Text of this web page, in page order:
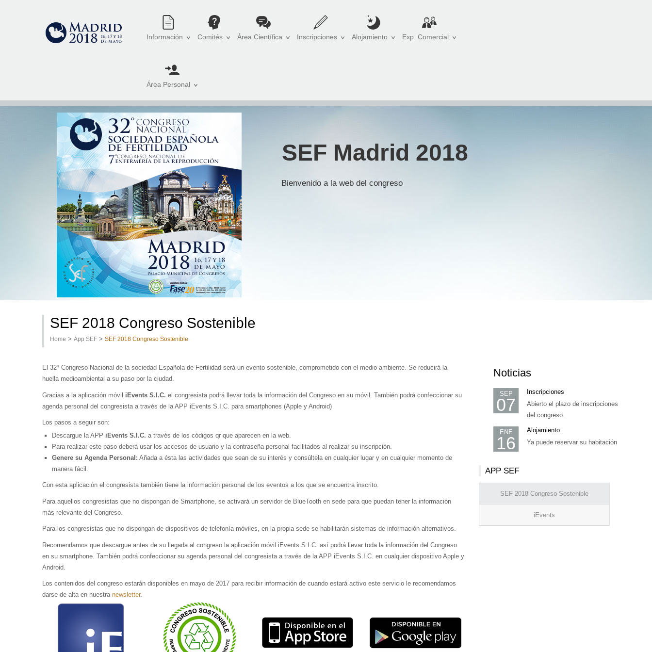
Información Comités Área Científica Inscripciones Alojamiento Exp. Comercial
Área Personal
SEF Madrid 2018
Bienvenido a la web del congreso
SEF 2018 Congreso Sostenible
Home > App SEF > SEF 2018 Congreso Sostenible
El 32º Congreso Nacional de la sociedad Española de Fertilidad será un evento sostenible, comprometido con el medio ambiente. Se reducirá la
huella medioambiental a su paso por la ciudad.
Gracias a la aplicación móvil iEvents S.I.C. el congresista podrá llevar toda la información del Congreso en su móvil. También podrá confeccionar su
agenda personal del congresista a través de la APP iEvents S.I.C. para smartphones (Apple y Android)
Los pasos a seguir son:
Descargue la APP iEvents S.I.C. a través de los códigos qr que aparecen en la web.
Para realizar este paso deberá usar los accesos de usuario y la contraseña personal facilitados al realizar su inscripción.
Genere su Agenda Personal: Añada a ésta las actividades que sean de su interés y consúltela en cualquier lugar y en cualquier momento de
manera fácil.
Con esta aplicación el congresista también tiene la información personal de los eventos a los que se encuentra inscrito.
Para aquellos congresistas que no dispongan de Smartphone, se activará un servidor de BlueTooth en sede para que puedan tener la información
más relevante del Congreso.
Para los congresistas que no dispongan de dispositivos de telefonía móviles, en la propia sede se habilitarán sistemas de información alternativos.
Recomendamos que descargue antes de su llegada al congreso la aplicación móvil iEvents S.I.C. así podrá llevar toda la información del Congreso
en su smartphone. También podrá confeccionar su agenda personal del congresista a través de la APP iEvents S.I.C. en cualquier dispositivo Apple y
Android.
Los contenidos del congreso estarán disponibles en mayo de 2017 para recibir información de cuando estará activo este servicio le recomendamos
darse de alta en nuestra newsletter.
Noticias
SEP
07
Inscripciones
Abierto el plazo de inscripciones
del congreso.
ENE
16
Alojamiento
Ya puede reservar su habitación
APP SEF
SEF 2018 Congreso Sostenible
iEvents